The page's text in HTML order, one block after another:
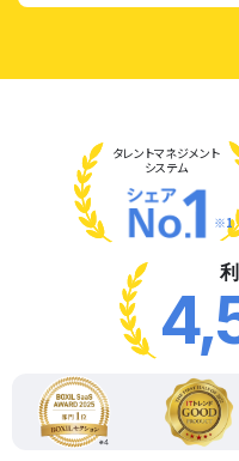
タレントマネジメント
システム
※1